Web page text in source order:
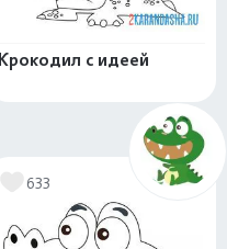
Крокодил с идеей
633